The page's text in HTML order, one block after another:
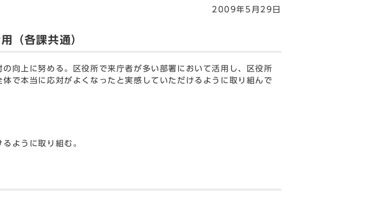
2009年5月29日
（各課共通）
向上に努める。区役所で来庁者が多い部署において活用し、区役所
で本当に応対がよくなったと実感していただけるように取り組んで
ように取り組む。